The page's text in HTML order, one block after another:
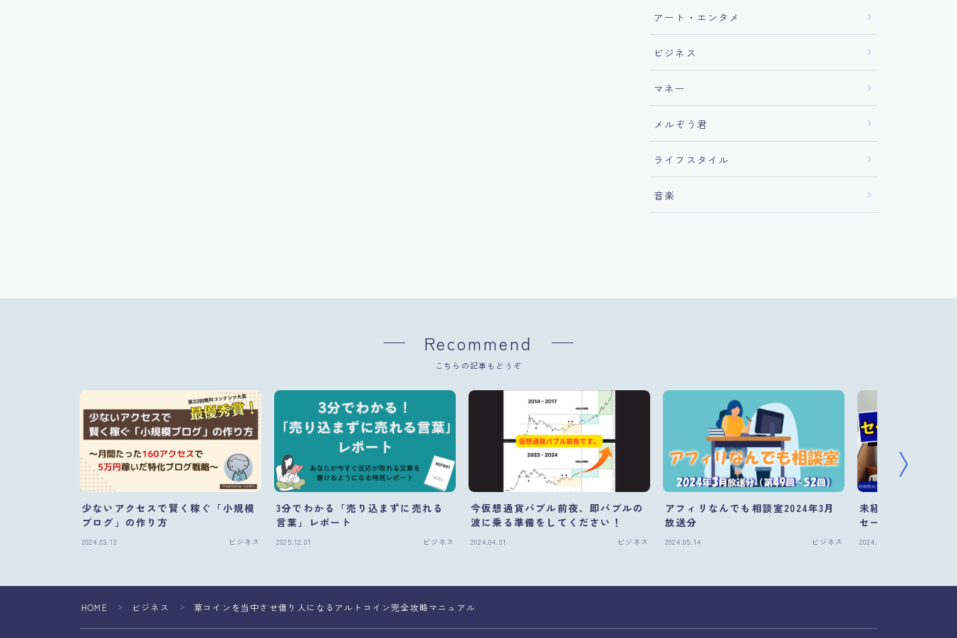
アート・エンタメ
ビジネス
マネー
メルぞう君
ライフスタイル
音楽
Recommend
こちらの記事もどうぞ
少ないアクセスで賢く稼ぐ「小規模
ブログ」の作り方
2024.03.13 ビジネス
3分でわかる「売り込まずに売れる
言葉」レポート
2025.12.01 ビジネス
今仮想通貨バブル前夜、即バブルの
波に乗る準備をしてください！
2024.04.01 ビジネス
アフィリなんでも相談室2024年3月
放送分
2024.05.14 ビジネス
未経験から売上２
セールススキル完
2024.04.05
HOME ＞ ビジネス ＞ 草コインを当中させ億り人になるアルトコイン完全攻略マニュアル